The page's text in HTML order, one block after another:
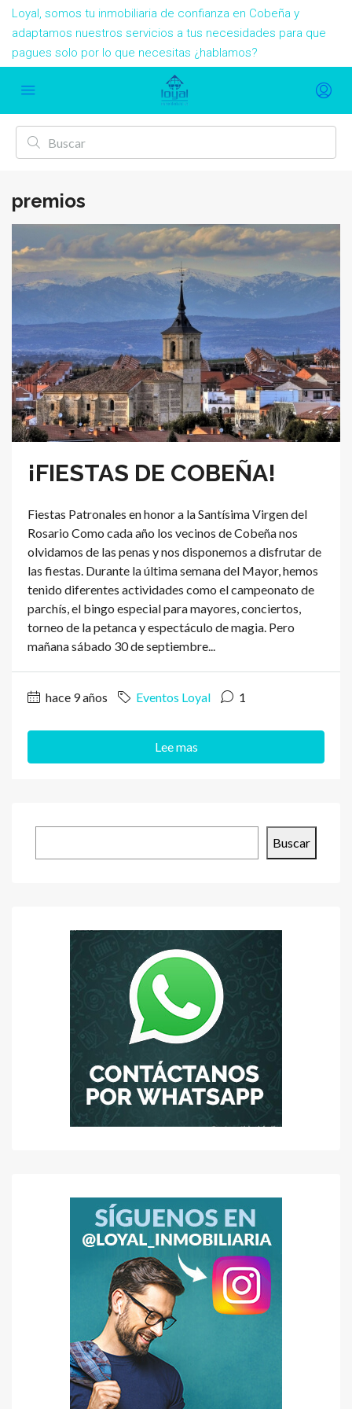
Loyal, somos tu inmobiliaria de confianza en Cobeña y
adaptamos nuestros servicios a tus necesidades para que
pagues solo por lo que necesitas ¿hablamos?
premios
¡FIESTAS DE COBEÑA!
Fiestas Patronales en honor a la Santísima Virgen del
Rosario Como cada año los vecinos de Cobeña nos
olvidamos de las penas y nos disponemos a disfrutar de
las fiestas. Durante la última semana del Mayor, hemos
tenido diferentes actividades como el campeonato de
parchís, el bingo especial para mayores, conciertos,
torneo de la petanca y espectáculo de magia. Pero
mañana sábado 30 de septiembre...
hace 9 años Eventos Loyal 1
Lee mas
Buscar